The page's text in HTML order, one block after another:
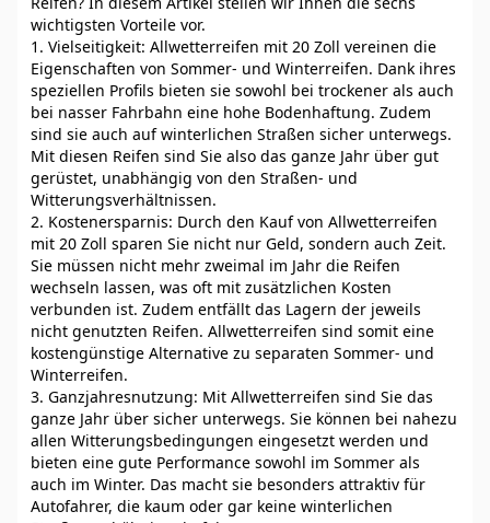
wichtigsten Vorteile vor.
1. Vielseitigkeit: Allwetterreifen mit 20 Zoll vereinen die
Eigenschaften von Sommer- und Winterreifen. Dank ihres
speziellen Profils bieten sie sowohl bei trockener als auch
bei nasser Fahrbahn eine hohe Bodenhaftung. Zudem
sind sie auch auf winterlichen Straßen sicher unterwegs.
Mit diesen Reifen sind Sie also das ganze Jahr über gut
gerüstet, unabhängig von den Straßen- und
Witterungsverhältnissen.
2. Kostenersparnis: Durch den Kauf von Allwetterreifen
mit 20 Zoll sparen Sie nicht nur Geld, sondern auch Zeit.
Sie müssen nicht mehr zweimal im Jahr die Reifen
wechseln lassen, was oft mit zusätzlichen Kosten
verbunden ist. Zudem entfällt das Lagern der jeweils
nicht genutzten Reifen. Allwetterreifen sind somit eine
kostengünstige Alternative zu separaten Sommer- und
Winterreifen.
3. Ganzjahresnutzung: Mit Allwetterreifen sind Sie das
ganze Jahr über sicher unterwegs. Sie können bei nahezu
allen Witterungsbedingungen eingesetzt werden und
bieten eine gute Performance sowohl im Sommer als
auch im Winter. Das macht sie besonders attraktiv für
Autofahrer, die kaum oder gar keine winterlichen